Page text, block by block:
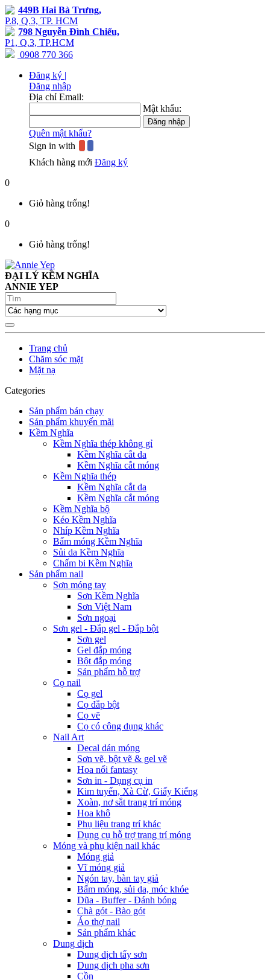
449B Hai Bà Trưng,
P.8, Q.3, TP. HCM
798 Nguyễn Đình Chiểu,
P1, Q.3, TP.HCM
0908 770 366
Đăng ký |
Đăng nhập
Địa chỉ Email:
Mật khẩu:
Quên mật khẩu?
Sign in with
Khách hàng mới Đăng ký
0
Giỏ hàng trống!
0
Giỏ hàng trống!
ĐẠI LÝ KỀM NGHĨA
ANNIE YEP
Trang chủ
Chăm sóc mặt
Mặt nạ
Categories
Sản phẩm bán chạy
Sản phẩm khuyến mãi
Kềm Nghĩa
Kềm Nghĩa thép không gỉ
Kềm Nghĩa cắt da
Kềm Nghĩa cắt móng
Kềm Nghĩa thép
Kềm Nghĩa cắt da
Kềm Nghĩa cắt móng
Kềm Nghĩa bộ
Kéo Kềm Nghĩa
Nhíp Kềm Nghĩa
Bấm móng Kềm Nghĩa
Sủi da Kềm Nghĩa
Chấm bi Kềm Nghĩa
Sản phẩm nail
Sơn móng tay
Sơn Kềm Nghĩa
Sơn Việt Nam
Sơn ngoại
Sơn gel - Đắp gel - Đắp bột
Sơn gel
Gel đắp móng
Bột đắp móng
Sản phẩm hỗ trợ
Cọ nail
Cọ gel
Cọ đắp bột
Cọ vẽ
Cọ có công dụng khác
Nail Art
Decal dán móng
Sơn vẽ, bột vẽ & gel vẽ
Hoa nổi fantasy
Sơn in - Dụng cụ in
Kim tuyến, Xà Cừ, Giấy Kiếng
Xoàn, nơ sắt trang trí móng
Hoa khô
Phụ liệu trang trí khác
Dụng cụ hỗ trợ trang trí móng
Móng và phụ kiện nail khác
Móng giả
Vĩ móng giả
Ngón tay, bàn tay giả
Bấm móng, sủi da, móc khóe
Dũa - Buffer - Đánh bóng
Chà gót - Bào gót
Áo thợ nail
Sản phẩm khác
Dung dịch
Dung dịch tẩy sơn
Dung dịch pha sơn
Cồn